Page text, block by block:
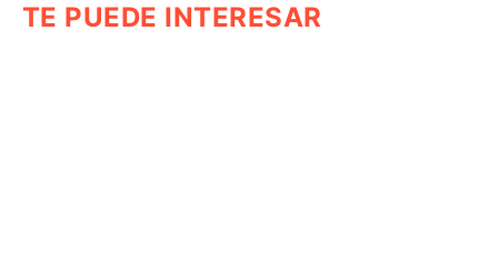
TE PUEDE INTERESAR